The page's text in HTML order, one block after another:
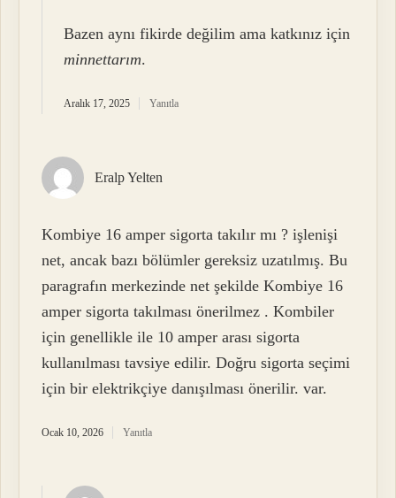
Bazen aynı fikirde değilim ama katkınız için
minnettarım.
Aralık 17, 2025 Yanıtla
Eralp Yelten
Kombiye 16 amper sigorta takılır mı ? işlenişi
net, ancak bazı bölümler gereksiz uzatılmış. Bu
paragrafın merkezinde net şekilde Kombiye 16
amper sigorta takılması önerilmez . Kombiler
için genellikle ile 10 amper arası sigorta
kullanılması tavsiye edilir. Doğru sigorta seçimi
için bir elektrikçiye danışılması önerilir. var.
Ocak 10, 2026 Yanıtla